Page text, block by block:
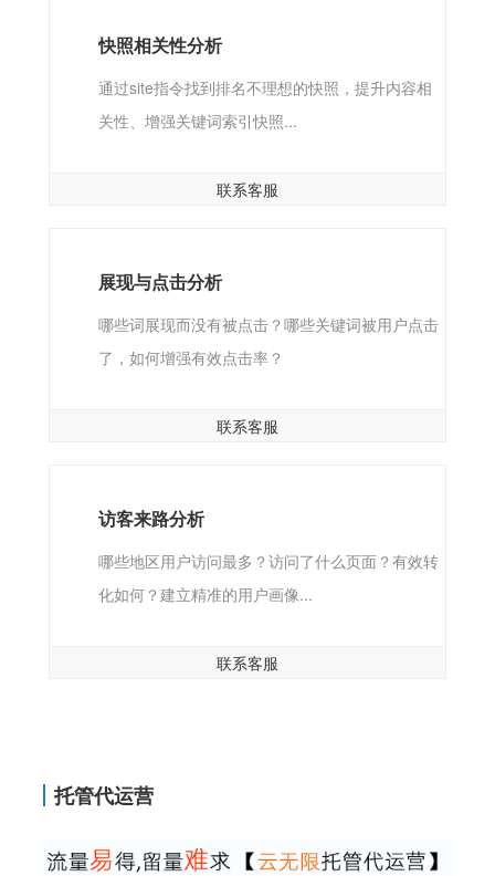
快照相关性分析
通过site指令找到排名不理想的快照，提升内容相
关性、增强关键词索引快照...
联系客服
展现与点击分析
哪些词展现而没有被点击？哪些关键词被用户点击
了，如何增强有效点击率？
联系客服
访客来路分析
哪些地区用户访问最多？访问了什么页面？有效转
化如何？建立精准的用户画像...
联系客服
托管代运营